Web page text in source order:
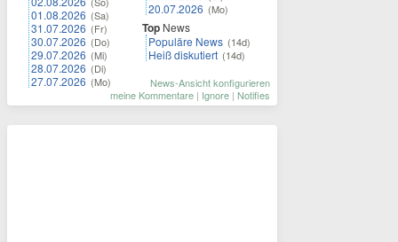
01.08.2026 (Sa)
31.07.2026 (Fr)
30.07.2026 (Do)
29.07.2026 (Mi)
28.07.2026 (Di)
27.07.2026 (Mo)
20.07.2026 (Mo)
Top News
Populäre News (14d)
Heiß diskutiert (14d)
News-Ansicht konfigurieren
meine Kommentare | Ignore | Notifies